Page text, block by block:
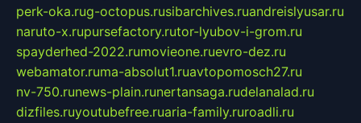
perk-oka.rug-octopus.rusibarchives.ruandreislyusar.ru
naruto-x.rupursefactory.rutor-lyubov-i-grom.ru
spayderhed-2022.rumovieone.ruevro-dez.ru
webamator.ruma-absolut1.ruavtopomosch27.ru
nv-750.runews-plain.runertansaga.rudelanalad.ru
dizfiles.ruyoutubefree.ruaria-family.ruroadli.ru